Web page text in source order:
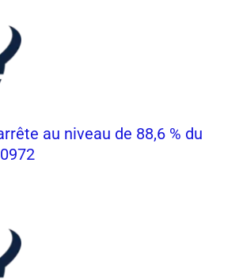
au niveau de 88,6 % du